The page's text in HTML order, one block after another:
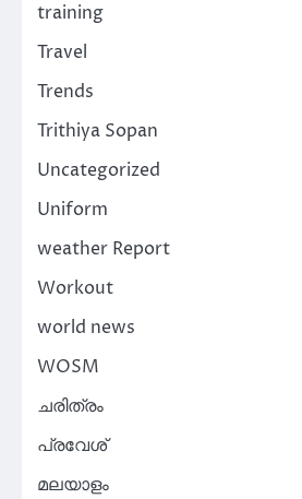
training
Travel
Trends
Trithiya Sopan
Uncategorized
Uniform
weather Report
Workout
world news
WOSM
ചരിത്രം
പ്രവേശ്
മലയാളം